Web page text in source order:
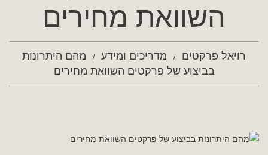
השוואת מחירים
רויאל פרקטים מדריכים ומידע
מהם היתרונות
בביצוע של פרקטים השוואת מחירים